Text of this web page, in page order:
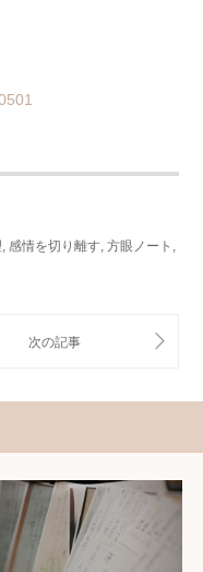
感情を切り離す 方眼ノート